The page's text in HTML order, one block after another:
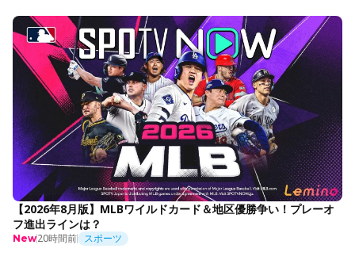
【2026年8月版】MLBワイルドカード＆地区優勝争い！プレーオ
フ進出ラインは？
New20時間前 スポーツ